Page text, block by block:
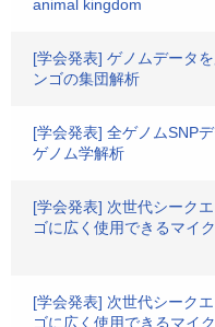
animal kingdom
[学会発表] ゲノムデータ
ンゴの集団解析
[学会発表] 全ゲノムSNP
ゲノム学解析
[学会発表] 次世代シーク
ゴに広く使用できるマイ
[学会発表] 次世代シーク
ゴに広く使用できるマイ